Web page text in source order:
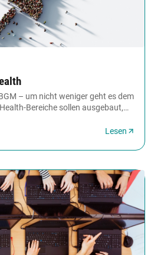
– um nicht weniger geht es dem
Bereiche sollen ausgebaut,
Lesen